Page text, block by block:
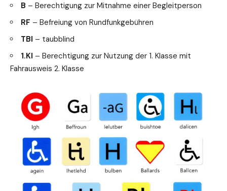
B – Berechtigung zur Mitnahme einer Begleitperson
RF – Befreiung von Rundfunkgebühren
TBl – taubblind
1.Kl – Berechtigung zur Nutzung der 1. Klasse mit
Fahrausweis 2. Klasse